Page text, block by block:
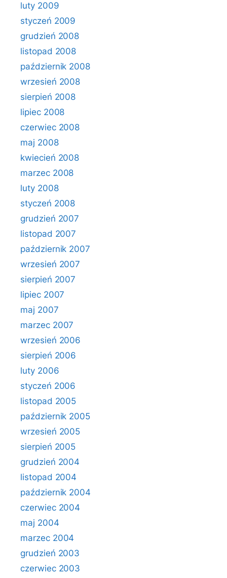
luty 2009
styczeń 2009
grudzień 2008
listopad 2008
październik 2008
wrzesień 2008
sierpień 2008
lipiec 2008
czerwiec 2008
maj 2008
kwiecień 2008
marzec 2008
luty 2008
styczeń 2008
grudzień 2007
listopad 2007
październik 2007
wrzesień 2007
sierpień 2007
lipiec 2007
maj 2007
marzec 2007
wrzesień 2006
sierpień 2006
luty 2006
styczeń 2006
listopad 2005
październik 2005
wrzesień 2005
sierpień 2005
grudzień 2004
listopad 2004
październik 2004
czerwiec 2004
maj 2004
marzec 2004
grudzień 2003
czerwiec 2003